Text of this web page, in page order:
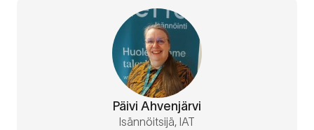
Päivi Ahvenjärvi
Isännöitsijä, IAT